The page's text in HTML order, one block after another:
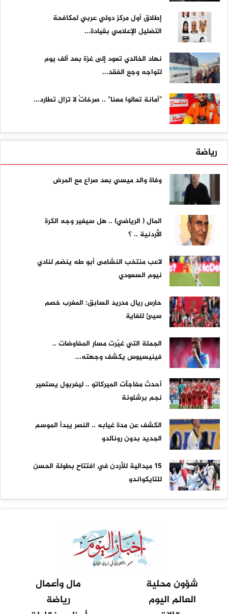
إطلاق أول مركز دولي عربي لمكافحة
التضليل الإعلامي بقيادة...
نهاد الخالدي تعود إلى غزة بعد ألف يوم
لتواجه وجع الفقد...
"أمانة تعالوا معنا" .. صرخاتٌ لا تزال تطارد...
رياضة
وفاة والد ميسي بعد صراع مع المرض
المال ( الرياضي) .. هل سيغير وجه الكرة
الأردنية .. ؟
لاعب منتخب النشامى أبو طه ينضم لنادي
نيوم السعودي
حارس ريال مدريد السابق: المغرب خصم
سيئ للغاية
الجملة التي غيّرت مسار المفاوضات ..
فينيسيوس يكشف وجهته...
أحدث مفاجآت الميركاتو .. ليفربول يستعير
نجم برشلونة
الكشف عن مدة غيابه .. النصر يبدأ الموسم
الجديد بدون رونالدو
15 ميدالية للأردن في افتتاح بطولة الحسن
للتايكواندو
شؤون محلية
مال وأعمال
العالم اليوم
رياضة